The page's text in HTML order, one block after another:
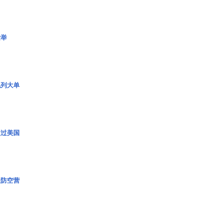
大单
美国
空营